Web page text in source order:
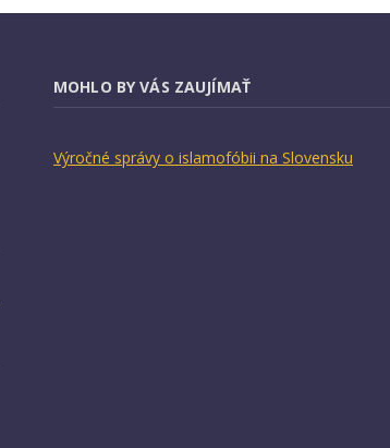
MOHLO BY VÁS ZAUJÍMAŤ
Výročné správy o islamofóbii na Slovensku